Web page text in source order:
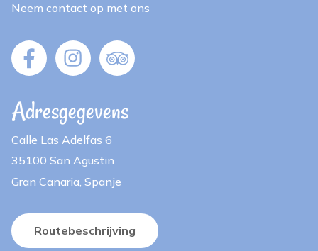
Neem contact op met ons
Adresgegevens
Calle Las Adelfas 6
35100 San Agustin
Gran Canaria, Spanje
Routebeschrijving